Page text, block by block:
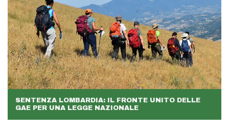
SENTENZA LOMBARDIA: IL FRONTE UNITO DELLE
GAE PER UNA LEGGE NAZIONALE